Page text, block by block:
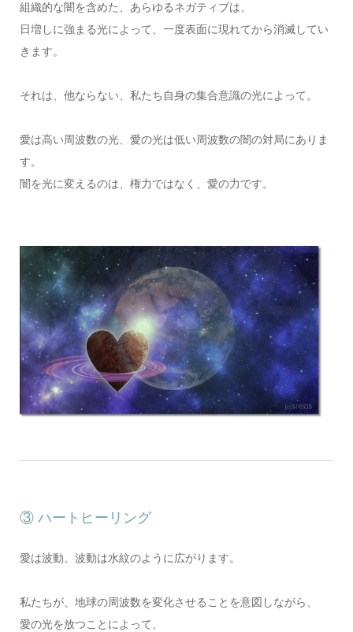
組織的な闇を含めた、あらゆるネガティブは、
日増しに強まる光によって、一度表面に現れてから消滅してい
きます。
それは、他ならない、私たち自身の集合意識の光によって。
愛は高い周波数の光、愛の光は低い周波数の闇の対局にありま
す。
闇を光に変えるのは、権力ではなく、愛の力です。
③ ハートヒーリング
愛は波動、波動は水紋のように広がります。
私たちが、地球の周波数を変化させることを意図しながら、
愛の光を放つことによって、